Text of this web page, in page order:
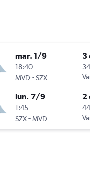
mar. 1/9
18:40
MVD -SZX
3
lun. 7/9
1:45
SZX-MVD
2